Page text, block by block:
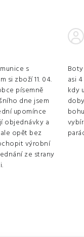
s
si zboží 11. 04.
písemně
dne jsem
upomínce
objednávky a
opět bez
výrobní
ze strany
asi
kdy